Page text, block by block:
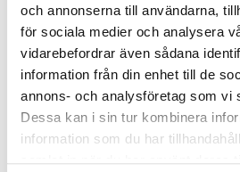
och annonserna till användarna,
för sociala medier och analysera
vidarebefordrar även sådana
information från din enhet till de
annons- och analysföretag som vi
Dessa kan i sin tur kombinera
information som du har
samlat in när du har använt deras
Vaskrensare